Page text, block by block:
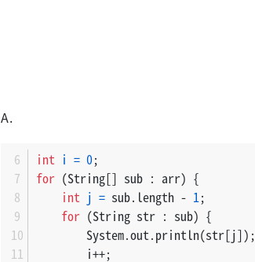
A.
int i = 0;
for (String[] sub : arr) {
int j = sub.length - 1;
for (String str : sub) {
        System.out.println(str[j]);
        i++;